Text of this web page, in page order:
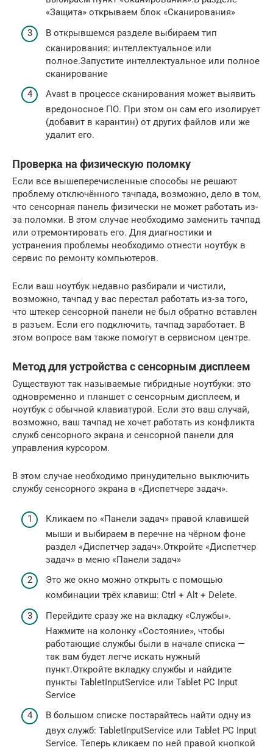
«Защита» открываем блок «Сканирования»
В открывшемся разделе выбираем тип
сканирования: интеллектуальное или
полное.Запустите интеллектуальное или полное
сканирование
Avast в процессе сканирования может выявить
вредоносное ПО. При этом он сам его изолирует
(добавит в карантин) от других файлов или же
удалит его.
Проверка на физическую поломку
Если все вышеперечисленные способы не решают
проблему отключённого тачпада, возможно, дело в том,
что сенсорная панель физически не может работать из-
за поломки. В этом случае необходимо заменить тачпад
или отремонтировать его. Для диагностики и
устранения проблемы необходимо отнести ноутбук в
сервис по ремонту компьютеров.
Если ваш ноутбук недавно разбирали и чистили,
возможно, тачпад у вас перестал работать из-за того,
что штекер сенсорной панели не был обратно вставлен
в разъем. Если его подключить, тачпад заработает. В
этом вопросе вам также помогут в сервисном центре.
Метод для устройства с сенсорным дисплеем
Существуют так называемые гибридные ноутбуки: это
одновременно и планшет с сенсорным дисплеем, и
ноутбук с обычной клавиатурой. Если это ваш случай,
возможно, ваш тачпад не хочет работать из конфликта
служб сенсорного экрана и сенсорной панели для
управления курсором.
В этом случае необходимо принудительно выключить
службу сенсорного экрана в «Диспетчере задач».
Кликаем по «Панели задач» правой клавишей
мыши и выбираем в перечне на чёрном фоне
раздел «Диспетчер задач».Откройте «Диспетчер
задач» в меню «Панели задач»
Это же окно можно открыть с помощью
комбинации трёх клавиш: Ctrl + Alt + Delete.
Перейдите сразу же на вкладку «Службы».
Нажмите на колонку «Состояние», чтобы
работающие службы были в начале списка —
так вам будет легче искать нужный
пункт.Откройте вкладку службы и найдите
пункты TabletInputService или Tablet PC Input
Service
В большом списке постарайтесь найти одну из
двух служб: TabletInputService или Tablet PC Input
Service. Теперь кликаем по ней правой кнопкой